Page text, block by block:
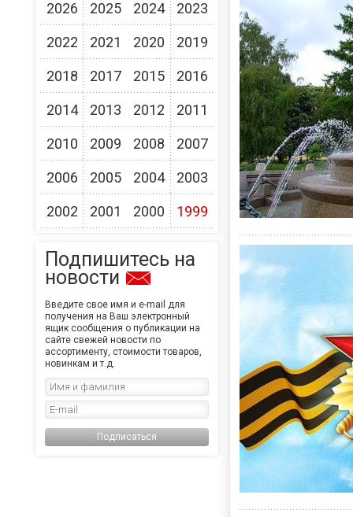
2026
2025 2024 2023
2022 2021 2020 2019
2018 2017 2015 2016
2014 2013 2012 2011
2010 2009 2008 2007
2006 2005 2004 2003
2002 2001 2000 1999
Подпишитесь на
новости
Введите свое имя и e-mail для
получения на Ваш электронный
ящик сообщения о публикации на
сайте свежей новости по
ассортименту, стоимости товаров,
новинкам и т.д.
Подписаться